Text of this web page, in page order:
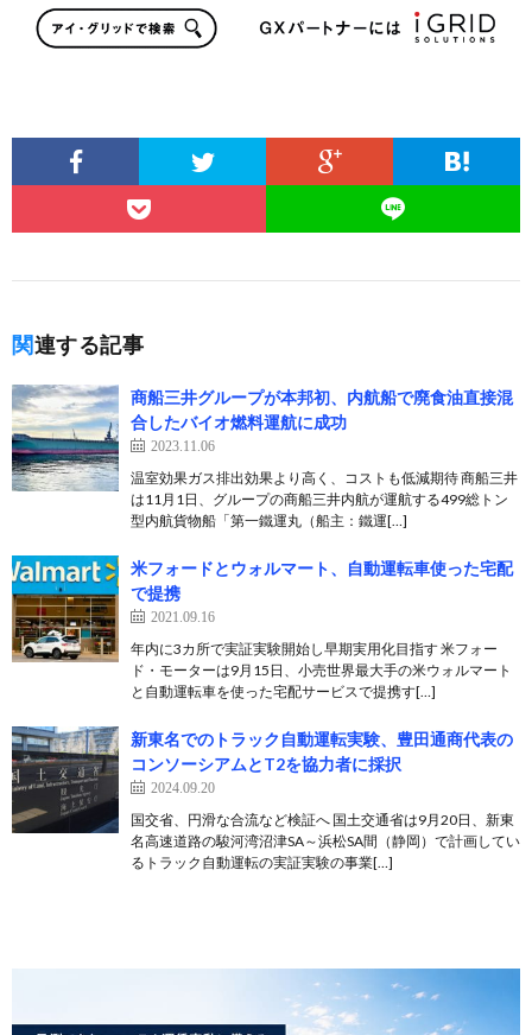
関連する記事
商船三井グループが本邦初、内航船で廃食油直接混
合したバイオ燃料運航に成功
2023.11.06
温室効果ガス排出効果より高く、コストも低減期待 商船三井
は11月1日、グループの商船三井内航が運航する499総トン
型内航貨物船「第一鐵運丸（船主：鐵運[…]
米フォードとウォルマート、自動運転車使った宅配
で提携
2021.09.16
年内に3カ所で実証実験開始し早期実用化目指す 米フォー
ド・モーターは9月15日、小売世界最大手の米ウォルマート
と自動運転車を使った宅配サービスで提携す[…]
新東名でのトラック自動運転実験、豊田通商代表の
コンソーシアムとT2を協力者に採択
2024.09.20
国交省、円滑な合流など検証へ 国土交通省は9月20日、新東
名高速道路の駿河湾沼津SA～浜松SA間（静岡）で計画してい
るトラック自動運転の実証実験の事業[…]